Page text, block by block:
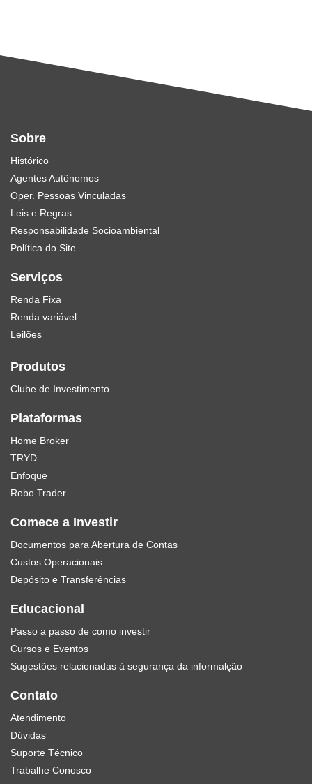
Sobre
Histórico
Agentes Autônomos
Oper. Pessoas Vinculadas
Leis e Regras
Responsabilidade Socioambiental
Política do Site
Serviços
Renda Fixa
Renda variável
Leilões
Produtos
Clube de Investimento
Plataformas
Home Broker
TRYD
Enfoque
Robo Trader
Comece a Investir
Documentos para Abertura de Contas
Custos Operacionais
Depósito e Transferências
Educacional
Passo a passo de como investir
Cursos e Eventos
Sugestões relacionadas à segurança da informalção
Contato
Atendimento
Dúvidas
Suporte Técnico
Trabalhe Conosco